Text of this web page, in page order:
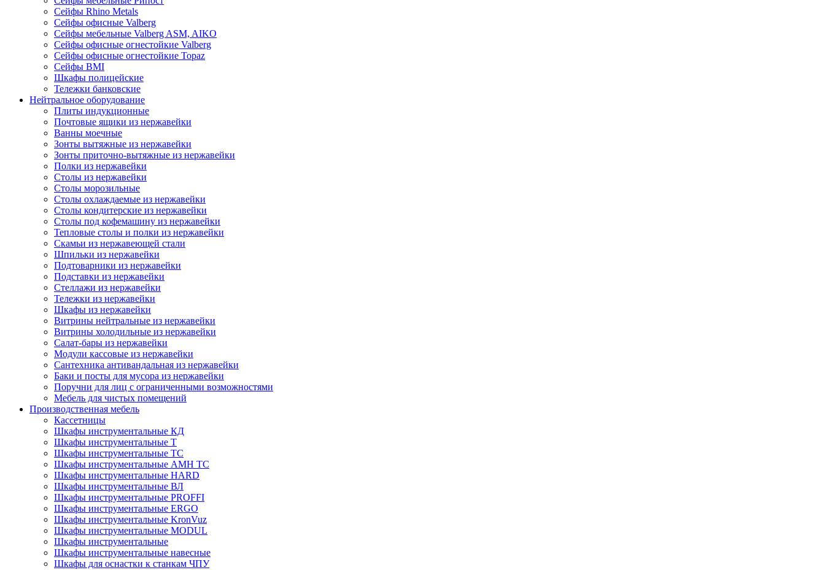
Сейфы Rhino Metals
Сейфы офисные Valberg
Сейфы мебельные Valberg ASM, AIKO
Сейфы офисные огнестойкие Valberg
Сейфы офисные огнестойкие Topaz
Сейфы ВМI
Шкафы полицейские
Тележки банковские
Нейтральное оборудование
Плиты индукционные
Почтовые ящики из нержавейки
Ванны моечные
Зонты вытяжные из нержавейки
Зонты приточно-вытяжные из нержавейки
Полки из нержавейки
Столы из нержавейки
Столы морозильные
Столы охлаждаемые из нержавейки
Столы кондитерские из нержавейки
Столы под кофемашину из нержавейки
Тепловые столы и полки из нержавейки
Скамьи из нержавеющей стали
Шпильки из нержавейки
Подтоварники из нержавейки
Подставки из нержавейки
Стеллажи из нержавейки
Тележки из нержавейки
Шкафы из нержавейки
Витрины нейтральные из нержавейки
Витрины холодильные из нержавейки
Салат-бары из нержавейки
Модули кассовые из нержавейки
Сантехника антивандальная из нержавейки
Баки и посты для мусора из нержавейки
Поручни для лиц с ограниченными возможностями
Мебель для чистых помещений
Производственная мебель
Кассетницы
Шкафы инструментальные КД
Шкафы инструментальные Т
Шкафы инструментальные ТС
Шкафы инструментальные AMH TC
Шкафы инструментальные HARD
Шкафы инструментальные ВЛ
Шкафы инструментальные PROFFI
Шкафы инструментальные ERGO
Шкафы инструментальные KronVuz
Шкафы инструментальные MODUL
Шкафы инструментальные
Шкафы инструментальные навесные
Шкафы для оснастки к станкам ЧПУ